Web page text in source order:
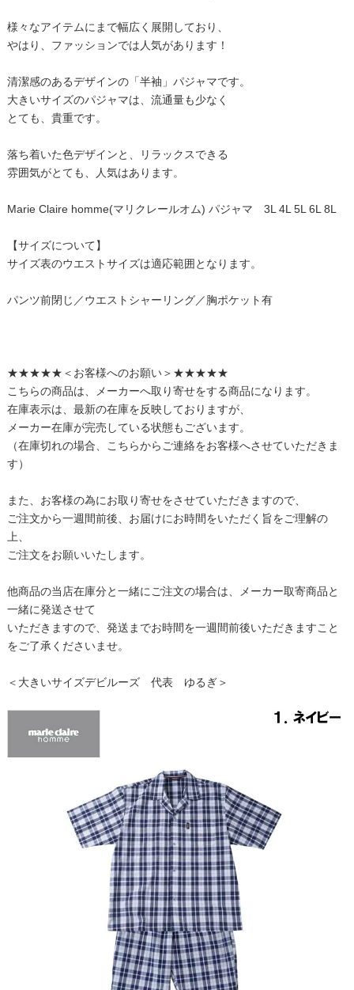
様々なアイテムにまで幅広く展開しており、
やはり、ファッションでは人気があります！
清潔感のあるデザインの「半袖」パジャマです。
大きいサイズのパジャマは、流通量も少なく
とても、貴重です。
落ち着いた色デザインと、リラックスできる
雰囲気がとても、人気はあります。
Marie Claire homme(マリクレールオム) パジャマ 3L 4L 5L 6L 8L
【サイズについて】
サイズ表のウエストサイズは適応範囲となります。
パンツ前閉じ／ウエストシャーリング／胸ポケット有
★★★★★＜お客様へのお願い＞★★★★★
こちらの商品は、メーカーへ取り寄せをする商品になります。
在庫表示は、最新の在庫を反映しておりますが、
メーカー在庫が完売している状態もございます。
（在庫切れの場合、こちらからご連絡をお客様へさせていただきま
す）
また、お客様の為にお取り寄せをさせていただきますので、
ご注文から一週間前後、お届けにお時間をいただく旨をご理解の
上、
ご注文をお願いいたします。
他商品の当店在庫分と一緒にご注文の場合は、メーカー取寄商品と
一緒に発送させて
いただきますので、発送までお時間を一週間前後いただきますこと
をご了承くださいませ。
＜大きいサイズデビルーズ 代表 ゆるぎ＞